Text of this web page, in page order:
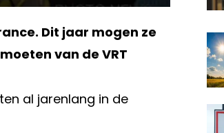
Dit jaar mogen ze
moeten van de VRT
al jarenlang in de